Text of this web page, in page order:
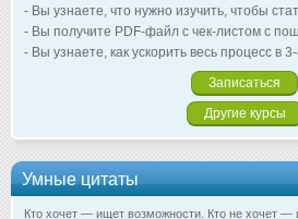
- Вы узнаете, что нужно изучить, чтобы
- Вы получите PDF-файл с чек-листом с
- Вы узнаете, как ускорить весь процесс в
Записаться
Другие курсы
Умные цитаты
Кто хочет — ищет возможности. Кто не хочет —